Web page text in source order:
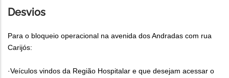
Desvios
Para o bloqueio operacional na avenida dos Andradas com rua
Carijós:
·Veículos vindos da Região Hospitalar e que desejam acessar o